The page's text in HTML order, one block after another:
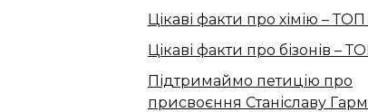
Цікаві факти про хімію – ТОП
Цікаві факти про бізонів –
Підтримаймо петицію про
присвоєння Станіславу